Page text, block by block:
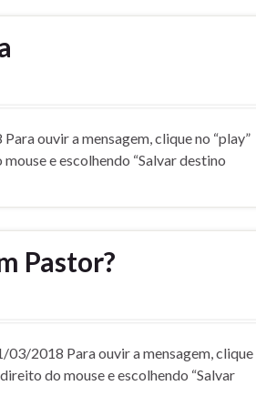
ouvir a mensagem, clique no “play”
e escolhendo “Salvar destino
Pastor?
2018 Para ouvir a mensagem, clique
do mouse e escolhendo “Salvar